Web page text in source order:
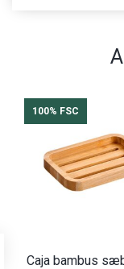
100% FSC
Caja bambus